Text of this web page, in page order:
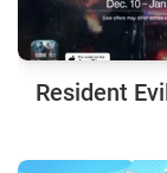
Resident